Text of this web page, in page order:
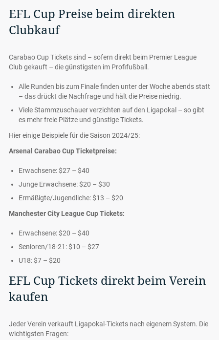
EFL Cup Preise beim direkten
Clubkauf
Carabao Cup Tickets sind – sofern direkt beim Premier League
Club gekauft – die günstigsten im Profifußball.
Alle Runden bis zum Finale finden unter der Woche abends statt
– das drückt die Nachfrage und hält die Preise niedrig.
Viele Stammzuschauer verzichten auf den Ligapokal – so gibt
es mehr freie Plätze und günstige Tickets.
Hier einige Beispiele für die Saison 2024/25:
Arsenal Carabao Cup Ticketpreise:
Erwachsene: $27 – $40
Junge Erwachsene: $20 – $30
Ermäßigte/Jugendliche: $13 – $20
Manchester City League Cup Tickets:
Erwachsene: $20 – $40
Senioren/18-21: $10 – $27
U18: $7 – $20
EFL Cup Tickets direkt beim Verein
kaufen
Jeder Verein verkauft Ligapokal-Tickets nach eigenem System. Die
wichtigsten Fragen: